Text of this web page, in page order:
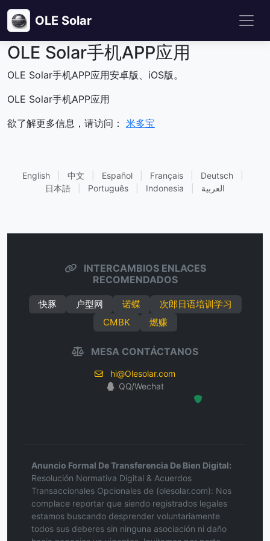
OLE Solar
OLE Solar手机APP应用
OLE Solar手机APP应用安卓版、iOS版。
OLE Solar手机APP应用
欲了解更多信息，请访问： 米多宝
English 中文 Español Français Deutsch
日本語
Português Indonesia العربية
INTERCAMBIOS ENLACES
RECOMENDADOS
快豚 户型网 诺蝶
次郎日语培训学习
CMBK
燃赚
MESA CONTÁCTANOS
hi@Olesolar.com
QQ/Wechat
Anuncio Formal De Transferencia De Bien Digital:
Resolución Normativa Digital & Acuerdos
Transaccionales Opcionales de (olesolar.com): Nos
complace reportar que siendo registrados legales
estamos buscando desprender voluntariamente
todos sus deberes sin ninguna asociación ni daño